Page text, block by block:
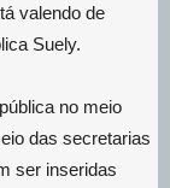
valendo de
Suely.
no meio
das secretarias
ser inseridas